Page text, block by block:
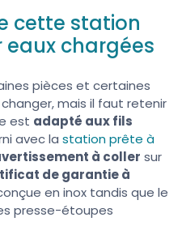
cette station
chargées
pièces et certaines
mais il faut retenir
est adapté aux fils
avec la station prête à
à coller sur
de garantie à
en inox tandis que le
presse-étoupes